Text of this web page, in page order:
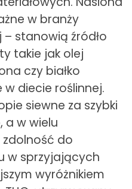
w branży
stanowią źródło
takie jak olej
czy białko
diecie roślinnej.
siewne za szybki
a w wielu
do
w sprzyjających
wyróżnikiem